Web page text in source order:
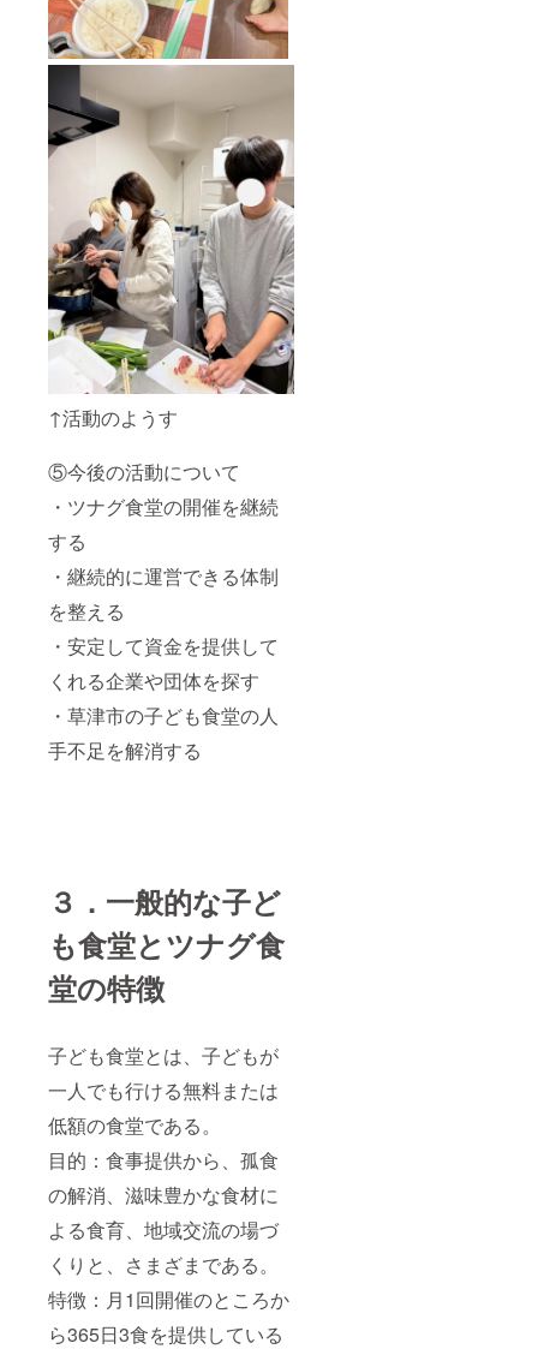
↑活動のようす
⑤今後の活動について
・ツナグ食堂の開催を継続
する
・継続的に運営できる体制
を整える
・安定して資金を提供して
くれる企業や団体を探す
・草津市の子ども食堂の人
手不足を解消する
３．一般的な子ど
も食堂とツナグ食
堂の特徴
子ども食堂とは、子どもが
一人でも行ける無料または
低額の食堂である。
目的：食事提供から、孤食
の解消、滋味豊かな食材に
よる食育、地域交流の場づ
くりと、さまざまである。
特徴：月1回開催のところか
ら365日3食を提供している